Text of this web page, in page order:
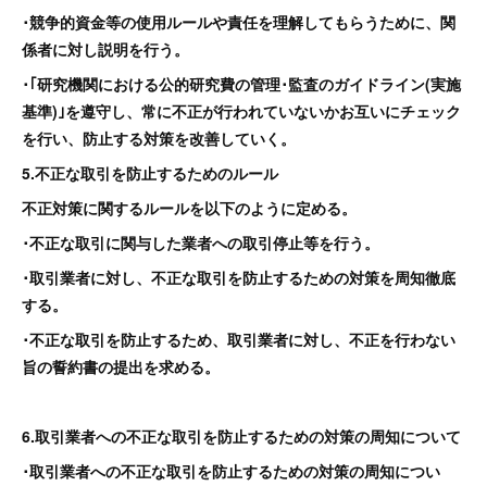
･競争的資金等の使用ルールや責任を理解してもらうために、関
係者に対し説明を行う。
･｢研究機関における公的研究費の管理･監査のガイドライン(実施
基準)｣を遵守し、常に不正が行われていないかお互いにチェック
を行い、防止する対策を改善していく。
5.不正な取引を防止するためのルール
不正対策に関するルールを以下のように定める。
･不正な取引に関与した業者への取引停止等を行う。
･取引業者に対し、不正な取引を防止するための対策を周知徹底
する。
･不正な取引を防止するため、取引業者に対し、不正を行わない
旨の誓約書の提出を求める。
6.取引業者への不正な取引を防止するための対策の周知について
･取引業者への不正な取引を防止するための対策の周知につい